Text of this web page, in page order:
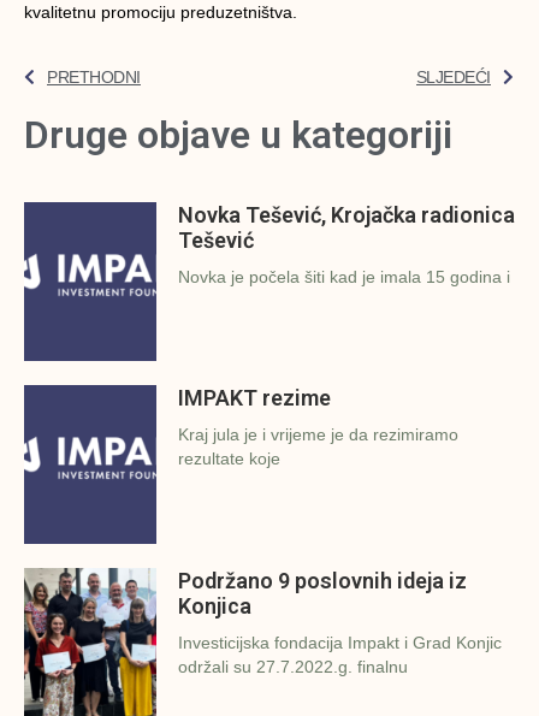
kvalitetnu promociju preduzetništva.
PRETHODNI SLJEDEĆI
Druge objave u kategoriji
Novka Tešević, Krojačka radionica
Tešević
Novka je počela šiti kad je imala 15 godina i
IMPAKT rezime
Kraj jula je i vrijeme je da rezimiramo
rezultate koje
Podržano 9 poslovnih ideja iz
Konjica
Investicijska fondacija Impakt i Grad Konjic
održali su 27.7.2022.g. finalnu